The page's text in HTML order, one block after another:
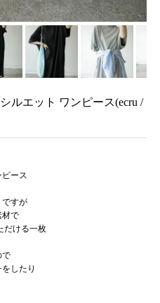
ルエット ワンピース(ecru /
ース
ですが
材で
だける一枚
で
したり